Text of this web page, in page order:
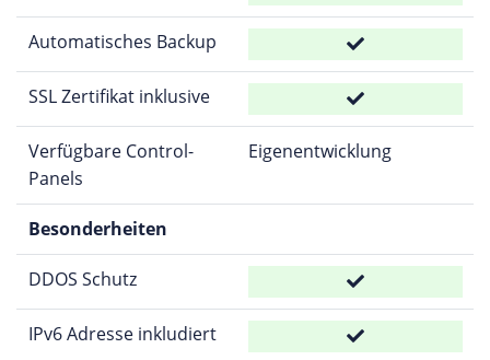
Automatisches Backup
SSL Zertifikat inklusive
Verfügbare Control-
Panels
Eigenentwicklung
Besonderheiten
DDOS Schutz
IPv6 Adresse inkludiert